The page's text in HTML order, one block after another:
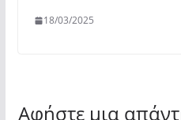
18/03/2025
Αφήστε μια